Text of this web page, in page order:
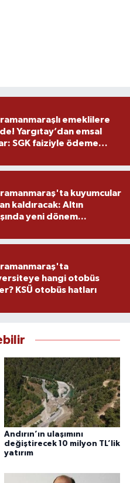
emeklilere
Yargıtay’dan emsal
SGK faiziyle ödeme
kuyumcular
kaldıracak: Altın
yeni dönem...
hangi otobüs
KSÜ otobüs hatları
Andırın’ın ulaşımını
değiştirecek 10 milyon TL’lik
yatırım